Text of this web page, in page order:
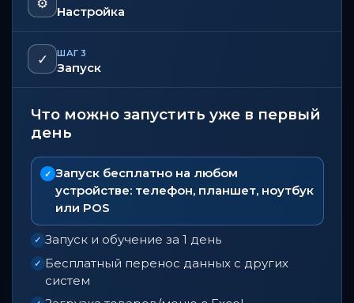
Настройка
✓ ШАГ 3
Запуск
Что можно запустить уже в первый
день
✓ Запуск бесплатно на любом
устройстве: телефон, планшет, ноутбук
или POS
✓ Запуск и обучение за 1 день
✓ Бесплатный перенос данных с других
систем